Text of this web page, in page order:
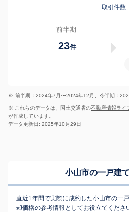
取引件数
前半期
23件
※ 前半期：2024年7月〜2024年12月、今半期：
※ これらのデータは、国土交通省の不動産情報ライ
が作成しています。
データ更新日: 2025年10月29日
小山市の一戸建
直近1年間で実際に成約した小山市の一
却価格の参考情報としてお役立てくださ